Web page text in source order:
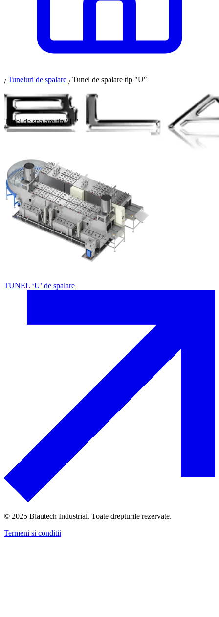
/ Tuneluri de spalare / Tunel de spalare tip "U"
Tunel de spalare tip "U"
TUNEL ‘U’ de spalare
© 2025 Blautech Industrial. Toate drepturile rezervate.
Termeni si conditii